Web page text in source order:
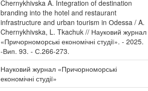
Chernykhivska A. Integration of destination
branding into the hotel and restaurant
infrastructure and urban tourism in Оdessa / A.
Chernykhivska, L. Tkachuk // Науковий журнал
«Причорноморські економічні студії». - 2025.
-Вип. 93. - С.266-273.
Науковий журнал «Причорноморські
економічні студії»